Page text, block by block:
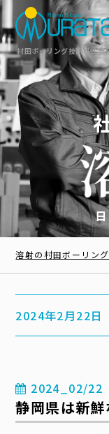
村田ボーリング技研株式会
溶射の村田ボーリン
2024年2月22日
2024_02/22
静岡県は新